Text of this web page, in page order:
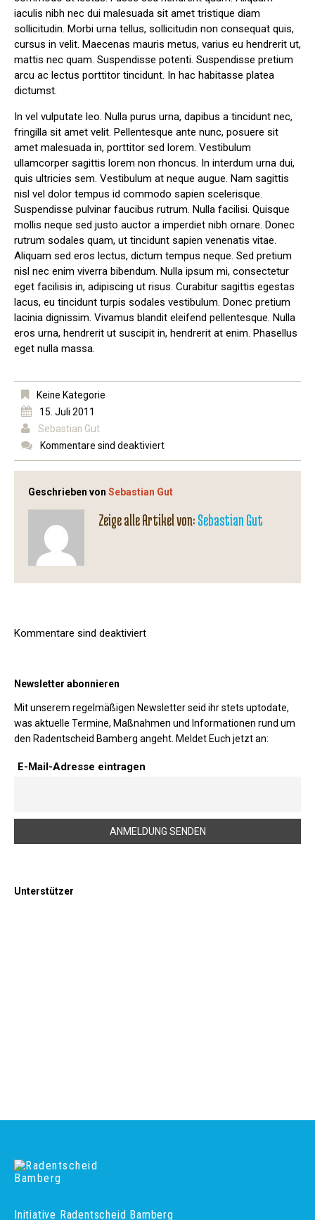
iaculis nibh nec dui malesuada sit amet tristique diam
sollicitudin. Morbi urna tellus, sollicitudin non consequat quis,
cursus in velit. Maecenas mauris metus, varius eu hendrerit ut,
mattis nec quam. Suspendisse potenti. Suspendisse pretium
arcu ac lectus porttitor tincidunt. In hac habitasse platea
dictumst.
In vel vulputate leo. Nulla purus urna, dapibus a tincidunt nec,
fringilla sit amet velit. Pellentesque ante nunc, posuere sit
amet malesuada in, porttitor sed lorem. Vestibulum
ullamcorper sagittis lorem non rhoncus. In interdum urna dui,
quis ultricies sem. Vestibulum at neque augue. Nam sagittis
nisl vel dolor tempus id commodo sapien scelerisque.
Suspendisse pulvinar faucibus rutrum. Nulla facilisi. Quisque
mollis neque sed justo auctor a imperdiet nibh ornare. Donec
rutrum sodales quam, ut tincidunt sapien venenatis vitae.
Aliquam sed eros lectus, dictum tempus neque. Sed pretium
nisl nec enim viverra bibendum. Nulla ipsum mi, consectetur
eget facilisis in, adipiscing ut risus. Curabitur sagittis egestas
lacus, eu tincidunt turpis sodales vestibulum. Donec pretium
lacinia dignissim. Vivamus blandit eleifend pellentesque. Nulla
eros urna, hendrerit ut suscipit in, hendrerit at enim. Phasellus
eget nulla massa.
Keine Kategorie
15. Juli 2011
Sebastian Gut
Kommentare sind deaktiviert
Geschrieben von Sebastian Gut
Zeige alle Artikel von: Sebastian Gut
Kommentare sind deaktiviert
Newsletter abonnieren
Mit unserem regelmäßigen Newsletter seid ihr stets uptodate,
was aktuelle Termine, Maßnahmen und Informationen rund um
den Radentscheid Bamberg angeht. Meldet Euch jetzt an:
E-Mail-Adresse eintragen
Unterstützer
Initiative Radentscheid Bamberg